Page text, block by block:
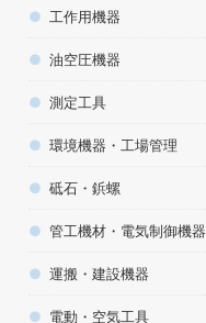
工作用機器
油空圧機器
測定工具
環境機器・工場管理
砥石・鋲螺
管工機材・電気制御機器
運搬・建設機器
電動・空気工具